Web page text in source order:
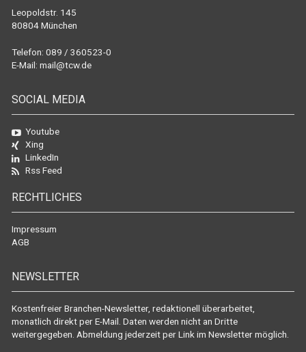
Leopoldstr. 145
80804 München
Telefon: 089 / 360523-0
E-Mail: mail@tcw.de
SOCIAL MEDIA
Youtube
Xing
LinkedIn
Rss Feed
RECHTLICHES
Impressum
AGB
NEWSLETTER
Kostenfreier Branchen-Newsletter, redaktionell überarbeitet,
monatlich direkt per E-Mail. Daten werden nicht an Dritte
weitergegeben. Abmeldung jederzeit per Link im Newsletter möglich.